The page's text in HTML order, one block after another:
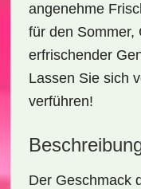
angenehme
für den Sommer,
erfrischender
Lassen Sie sich
verführen!
Der Geschmack